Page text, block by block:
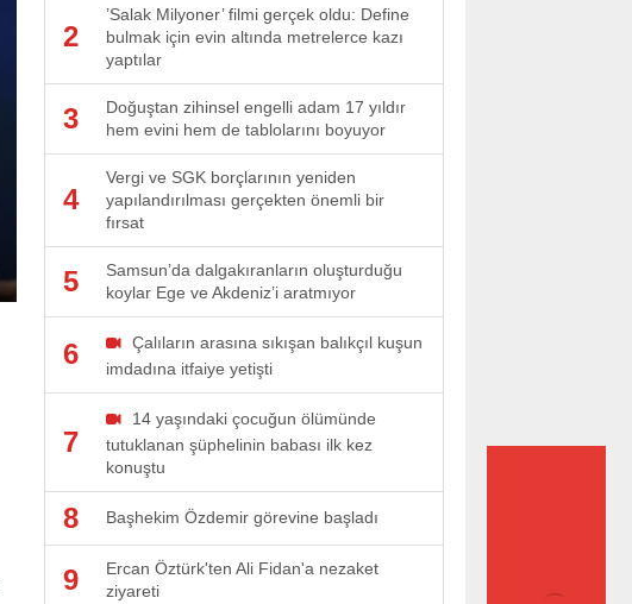
2
’Salak Milyoner’ filmi gerçek oldu: Define
bulmak için evin altında metrelerce kazı
yaptılar
3
Doğuştan zihinsel engelli adam 17 yıldır
hem evini hem de tablolarını boyuyor
4
Vergi ve SGK borçlarının yeniden
yapılandırılması gerçekten önemli bir
fırsat
5
Samsun’da dalgakıranların oluşturduğu
koylar Ege ve Akdeniz’i aratmıyor
6
Çalıların arasına sıkışan balıkçıl kuşun
imdadına itfaiye yetişti
7
14 yaşındaki çocuğun ölümünde
tutuklanan şüphelinin babası ilk kez
konuştu
8 Başhekim Özdemir görevine başladı
9
Ercan Öztürk'ten Ali Fidan'a nezaket
ziyareti